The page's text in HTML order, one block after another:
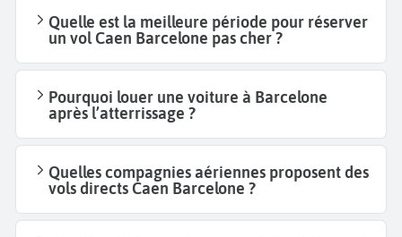
Quelle est la meilleure période pour réserver
un vol Caen Barcelone pas cher ?
Pourquoi louer une voiture à Barcelone
après l’atterrissage ?
Quelles compagnies aériennes proposent des
vols directs Caen Barcelone ?